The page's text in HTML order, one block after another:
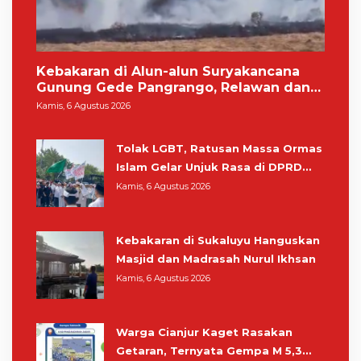
Kebakaran di Alun-alun Suryakancana
Gunung Gede Pangrango, Relawan dan
Warga Masih Bersiaga
Kamis, 6 Agustus 2026
Tolak LGBT, Ratusan Massa Ormas
Islam Gelar Unjuk Rasa di DPRD
Cianjur
Kamis, 6 Agustus 2026
Kebakaran di Sukaluyu Hanguskan
Masjid dan Madrasah Nurul Ikhsan
Kamis, 6 Agustus 2026
Warga Cianjur Kaget Rasakan
Getaran, Ternyata Gempa M 5,3